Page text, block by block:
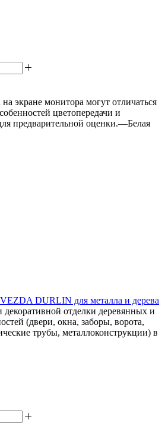
экране монитора могут отличаться
цветопередачи и
предварительной оценки.—Белая
DURLIN для металла и дерева
отделки деревянных и
(двери, окна, заборы, ворота,
трубы, металлоконструкции) в